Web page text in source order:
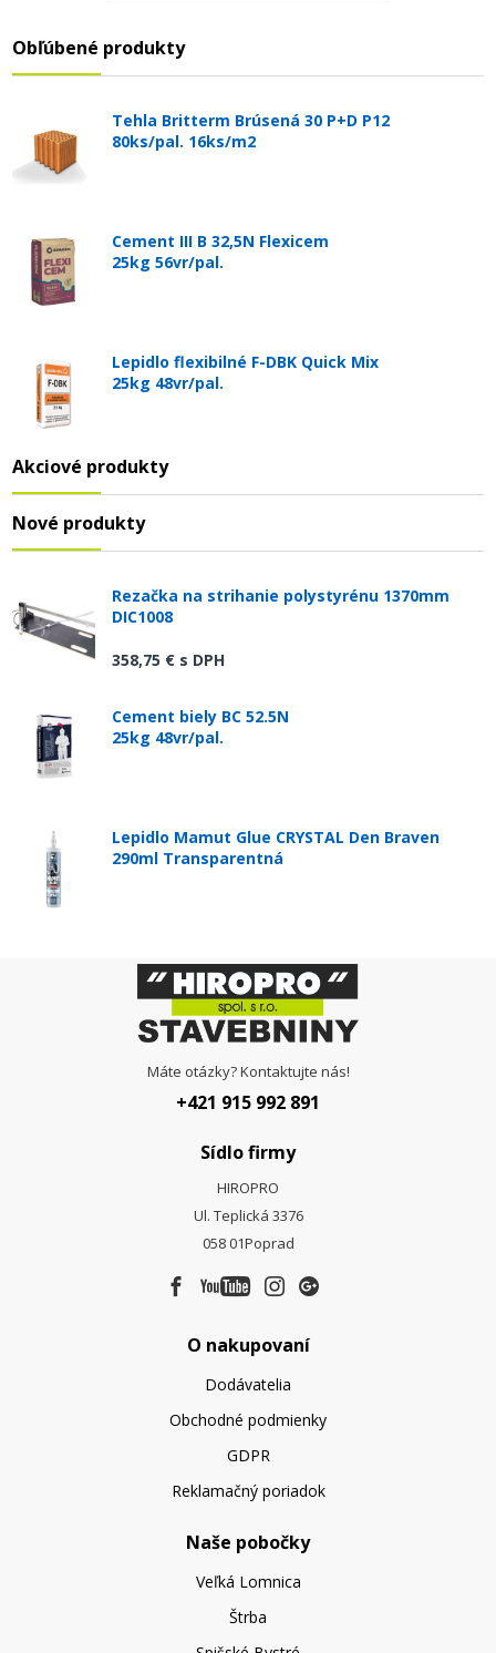
Obľúbené produkty
Tehla Britterm Brúsená 30 P+D P12
80ks/pal. 16ks/m2
Cement III B 32,5N Flexicem
25kg 56vr/pal.
Lepidlo flexibilné F-DBK Quick Mix
25kg 48vr/pal.
Akciové produkty
Nové produkty
Rezačka na strihanie polystyrénu 1370mm
DIC1008
358,75 € s DPH
Cement biely BC 52.5N
25kg 48vr/pal.
Lepidlo Mamut Glue CRYSTAL Den Braven
290ml Transparentná
Máte otázky? Kontaktujte nás!
+421 915 992 891
Sídlo firmy
HIROPRO
Ul. Teplická 3376
058 01Poprad
O nakupovaní
Dodávatelia
Obchodné podmienky
GDPR
Reklamačný poriadok
Naše pobočky
Veľká Lomnica
Štrba